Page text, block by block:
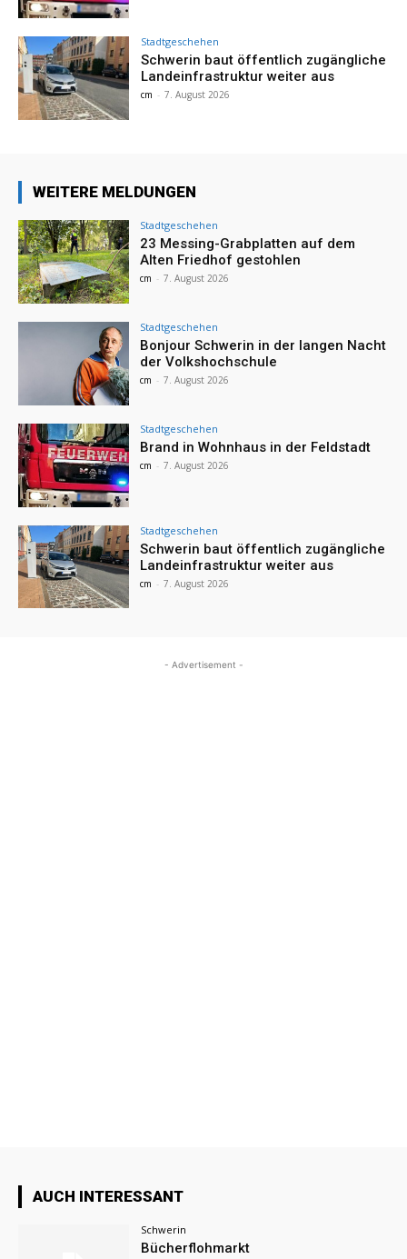
Stadtgeschehen
Schwerin baut öffentlich zugängliche
Landeinfrastruktur weiter aus
cm - 7. August 2026
WEITERE MELDUNGEN
Stadtgeschehen
23 Messing-Grabplatten auf dem
Alten Friedhof gestohlen
cm - 7. August 2026
Stadtgeschehen
Bonjour Schwerin in der langen Nacht
der Volkshochschule
cm - 7. August 2026
Stadtgeschehen
Brand in Wohnhaus in der Feldstadt
cm - 7. August 2026
Stadtgeschehen
Schwerin baut öffentlich zugängliche
Landeinfrastruktur weiter aus
cm - 7. August 2026
- Advertisement -
AUCH INTERESSANT
Schwerin
Bücherflohmarkt